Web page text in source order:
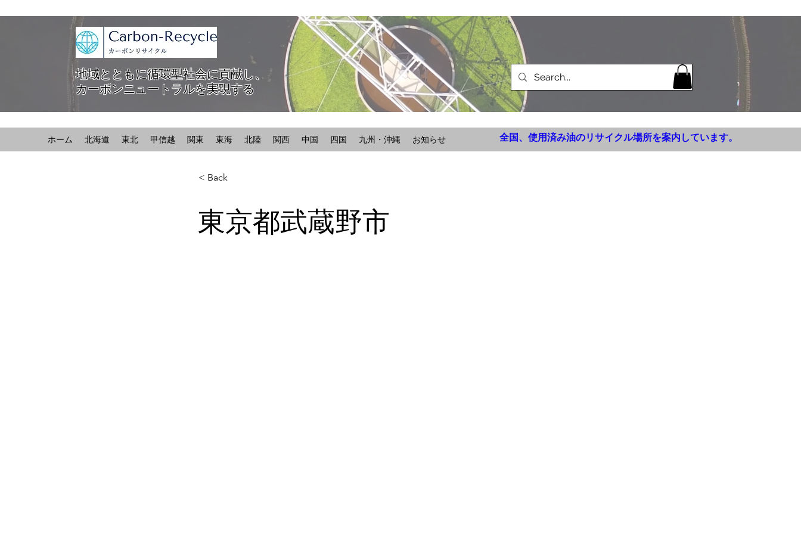
地域とともに循環型社会に貢献し、
カーボンニュートラルを実現する
ホーム 北海道 東北 甲信越 関東 東海 北陸 関西 中国 四国 九州・沖縄 お知らせ 全国、使用済み油のリサイクル場所を案内しています。
< Back
東京都武蔵野市